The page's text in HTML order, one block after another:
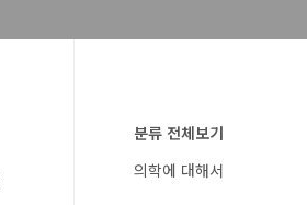
분류 전체보기
의학에 대해서